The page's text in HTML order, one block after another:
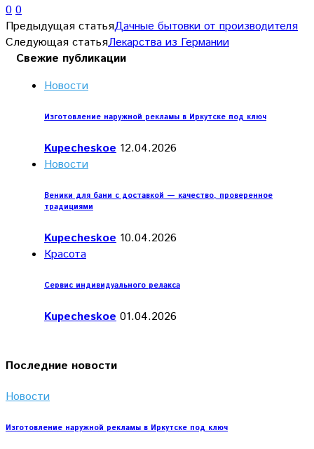
0 0
Предыдущая статьяДачные бытовки от производителя
Следующая статьяЛекарства из Германии
Свежие публикации
Новости
Изготовление наружной рекламы в Иркутске под ключ
Kupecheskoe 12.04.2026
Новости
Веники для бани с доставкой — качество, проверенное
традициями
Kupecheskoe 10.04.2026
Красота
Сервис индивидуального релакса
Kupecheskoe 01.04.2026
Последние новости
Новости
Изготовление наружной рекламы в Иркутске под ключ